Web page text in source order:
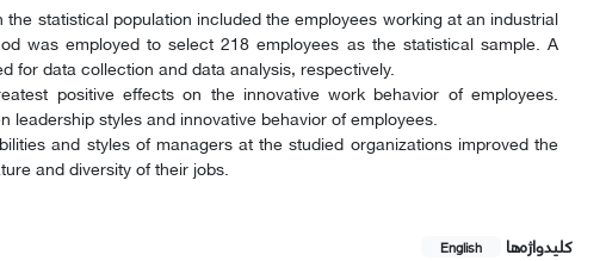
statistical population included the employees working at an industrial
was employed to select 218 employees as the statistical sample. A
for data collection and data analysis, respectively.
positive effects on the innovative work behavior of employees.
styles and innovative behavior of employees.
and styles of managers at the studied organizations improved the
and diversity of their jobs.
کلیدواژه‌ها English